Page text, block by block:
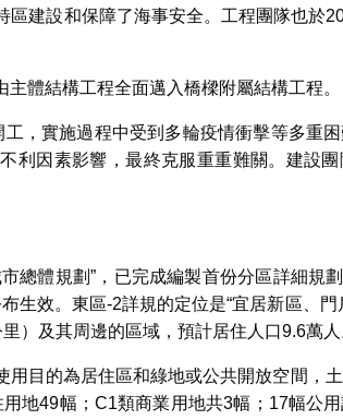
建設和保障了海事安全。工程團隊也於
體結構工程全面邁入橋樑附屬結構工程。
工，實施過程中受到多輪疫情衝擊等多重
利因素影響，最終克服重重難關。建設
總體規劃”，已完成編製首份分區詳細
生效。東區-2詳規的定位是“宜居新區、門
）及其周邊的區域，預計居住人口9.6萬人
目的為居住區和綠地或公共開放空間，
地49幅；C1類商業用地共3幅；17幅公